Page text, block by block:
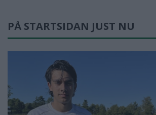
PÅ STARTSIDAN JUST NU